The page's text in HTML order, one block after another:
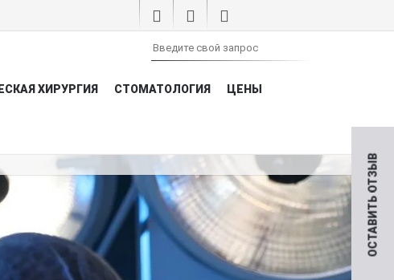
ХИРУРГИЯ СТОМАТОЛОГИЯ ЦЕНЫ
ОСТАВИТЬ ОТЗЫВ